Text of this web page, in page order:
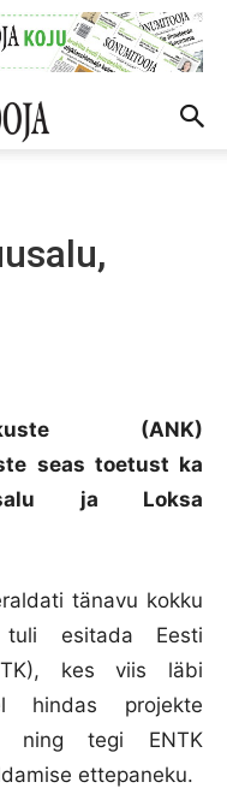
(ANK)
seas toetust ka
ja Loksa
tänavu kokku
esitada Eesti
kes viis läbi
hindas projekte
ning tegi ENTK
ettepaneku.